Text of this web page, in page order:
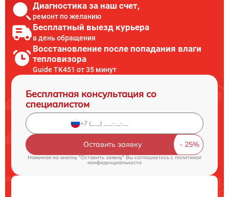
Диагностика за наш счет,
ремонт по желанию
Бесплатный выезд курьера
в день обращения
Восстановление после попадания влаги
тепловизора
Guide TK451 от 35 минут
Бесплатная консультация со
специалистом
Оставить заявку
Нажимая на кнопку "Оставить заявку" Вы соглашаетесь cполитикой
конфиденциальности